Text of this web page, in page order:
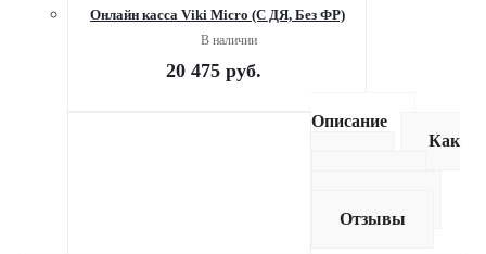
Онлайн касса Viki Micro (C ДЯ, Без ФР)
В наличии
20 475 руб.
Описание
Как
Отзывы